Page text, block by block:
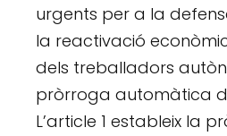
urgents per a la
la reactivació
dels treballadors
pròrroga automàtica
L’article 1 estableix la